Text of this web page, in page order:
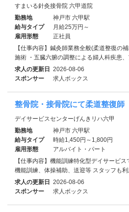
すまいる針灸接骨院 六甲道院
勤務地
神戸市 六甲駅
給与タイプ
月給25万円～
雇用形態
正社員
【仕事内容】鍼灸師業務全般(柔道整復の
施術 ・五臓六腑の調整による婦人科疾患
求人の更新日 2026-08-06
スポンサー
求人ボックス
整骨院・接骨院にて柔道整復師
デイサービスセンターげんきリハ六甲
勤務地
神戸市 六甲駅
給与タイプ
時給1,450円～1,800円
雇用形態
アルバイト・パート
【仕事内容】機能訓練特化型デイサービ
機能訓練、体操補助、送迎等 スタッフも利
求人の更新日 2026-08-06
スポンサー
求人ボックス